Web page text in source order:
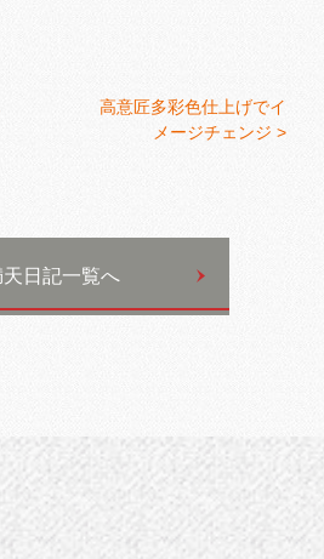
高意匠多彩色仕上げでイ
メージチェンジ >
天日記一覧へ